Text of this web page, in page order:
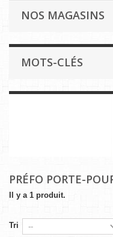
NOS MAGASINS
MOTS-CLÉS
PRÉFO PORTE-
Il y a 1 produit.
Tri